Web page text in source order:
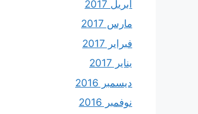
أبريل 2017
مارس 2017
فبراير 2017
يناير 2017
ديسمبر 2016
نوفمبر 2016